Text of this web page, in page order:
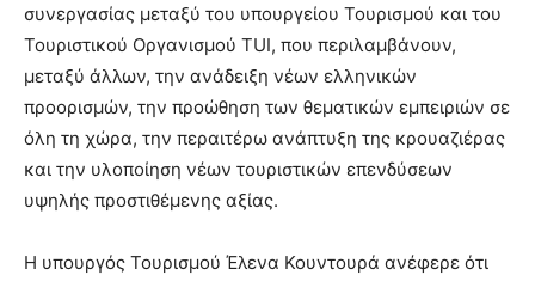
συνεργασίας μεταξύ του υπουργείου Τουρισμού και του
Τουριστικού Οργανισμού TUI, που περιλαμβάνουν,
μεταξύ άλλων, την ανάδειξη νέων ελληνικών
προορισμών, την προώθηση των θεματικών εμπειριών σε
όλη τη χώρα, την περαιτέρω ανάπτυξη της κρουαζιέρας
και την υλοποίηση νέων τουριστικών επενδύσεων
υψηλής προστιθέμενης αξίας.
Η υπουργός Τουρισμού Έλενα Κουντουρά ανέφερε ότι